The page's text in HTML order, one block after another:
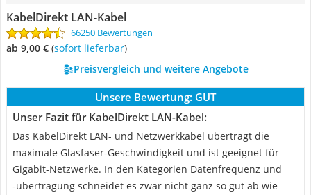
KabelDirekt LAN-Kabel
66250 Bewertungen
ab 9,00 € ( Sofort lieferbar)
Preisvergleich und weitere Angebote
Unsere Bewertung: GUT
Unser Fazit für KabelDirekt LAN-Kabel:
Das KabelDirekt LAN- und Netzwerkkabel überträgt die
maximale Glasfaser-Geschwindigkeit und ist geeignet für
Gigabit-Netzwerke. In den Kategorien Datenfrequenz und
-übertragung schneidet es zwar nicht ganz so gut ab wie